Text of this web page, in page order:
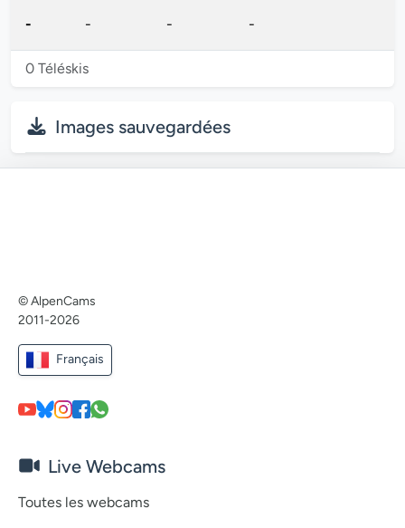
0 Téléskis
- - - -
Images sauvegardées
© AlpenCams
2011-2026
Français
Live Webcams
Toutes les webcams